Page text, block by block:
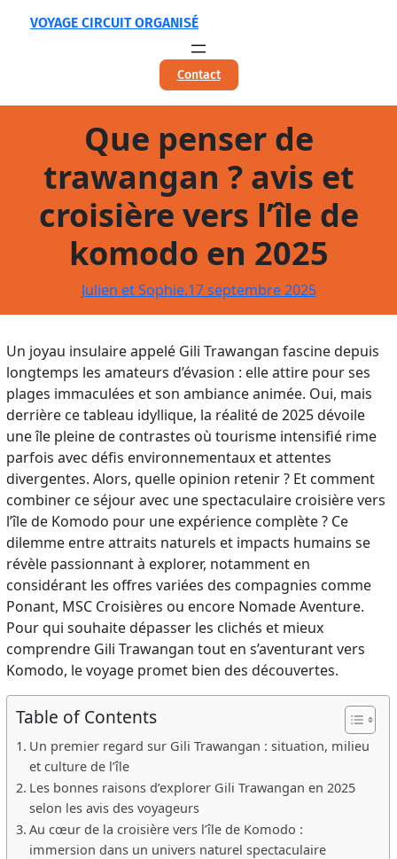
VOYAGE CIRCUIT ORGANISÉ
Contact
Que penser de
trawangan ? avis et
croisière vers l’île de
komodo en 2025
Julien et Sophie.17 septembre 2025
Un joyau insulaire appelé Gili Trawangan fascine depuis
longtemps les amateurs d’évasion : elle attire pour ses
plages immaculées et son ambiance animée. Oui, mais
derrière ce tableau idyllique, la réalité de 2025 dévoile
une île pleine de contrastes où tourisme intensifié rime
parfois avec défis environnementaux et attentes
divergentes. Alors, quelle opinion retenir ? Et comment
combiner ce séjour avec une spectaculaire croisière vers
l’île de Komodo pour une expérience complète ? Ce
dilemme entre attraits naturels et impacts humains se
révèle passionnant à explorer, notamment en
considérant les offres variées des compagnies comme
Ponant, MSC Croisières ou encore Nomade Aventure.
Pour qui souhaite dépasser les clichés et mieux
comprendre Gili Trawangan tout en s’aventurant vers
Komodo, le voyage promet bien des découvertes.
Table of Contents
Un premier regard sur Gili Trawangan : situation, milieu
et culture de l’île
Les bonnes raisons d’explorer Gili Trawangan en 2025
selon les avis des voyageurs
Au cœur de la croisière vers l’île de Komodo :
immersion dans un univers naturel spectaculaire